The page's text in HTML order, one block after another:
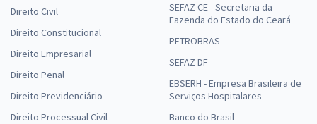
Direito Civil
Direito Constitucional
Direito Empresarial
Direito Penal
Direito Previdenciário
Direito Processual Civil
SEFAZ CE - Secretaria da
Fazenda do Estado do Ceará
PETROBRAS
SEFAZ DF
EBSERH - Empresa Brasileira de
Serviços Hospitalares
Banco do Brasil